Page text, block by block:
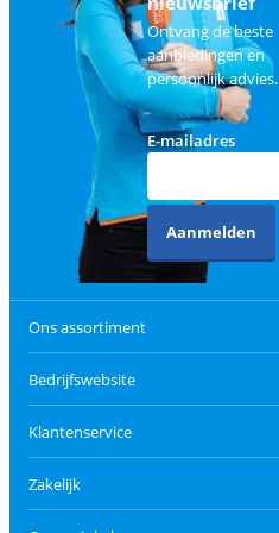
Ontvang de beste
aanbiedingen en
persoonlijk advies.
E-mailadres
Aanmelden
Ons assortiment
Bedrijfswebsite
Klantenservice
Zakelijk